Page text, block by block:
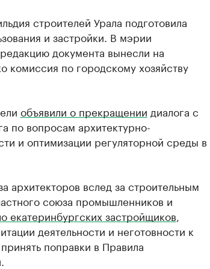
строителей Урала подготовила
и застройки. В мэрии
документа вынесли на
комиссия по городскому хозяйству
объявили о прекращении диалога с
по вопросам архитектурно-
и оптимизации регуляторной среды в
архитекторов вслед за строительным
союза промышленников и
екатеринбургских застройщиков
деятельности и неготовности к
поправки в Правила